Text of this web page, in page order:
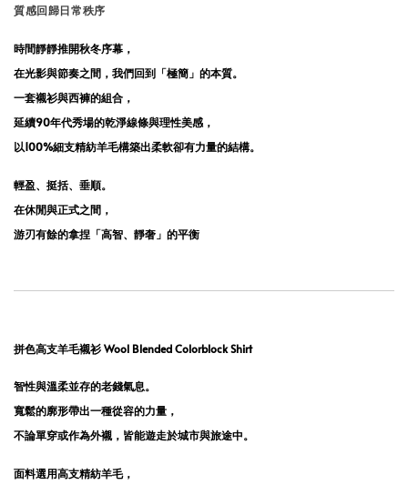
質感回歸日常秩序
時間靜靜推開秋冬序幕，
在光影與節奏之間，我們回到「極簡」的本質。
一套襯衫與西褲的組合，
延續90年代秀場的乾淨線條與理性美感，
以100%細支精紡羊毛構築出柔軟卻有力量的結構。
輕盈、挺括、垂順。
在休閒與正式之間，
游刃有餘的拿捏「高智、靜奢」的平衡
拼色高支羊毛襯衫 Wool Blended Colorblock Shirt
智性與溫柔並存的老錢氣息。
寬鬆的廓形帶出一種從容的力量，
不論單穿或作為外襯，皆能遊走於城市與旅途中。
面料選用高支精紡羊毛，